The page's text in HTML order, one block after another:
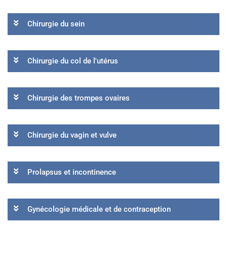
Chirurgie du sein
Chirurgie du col de l'utérus
Chirurgie des trompes ovaires
Chirurgie du vagin et vulve
Prolapsus et incontinence
Gynécologie médicale et de contraception